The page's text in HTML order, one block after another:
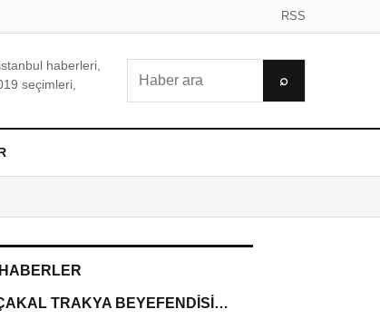
RSS
haberleri,
seçimleri,
⌕
TRAKYA BEYEFENDİSİ…